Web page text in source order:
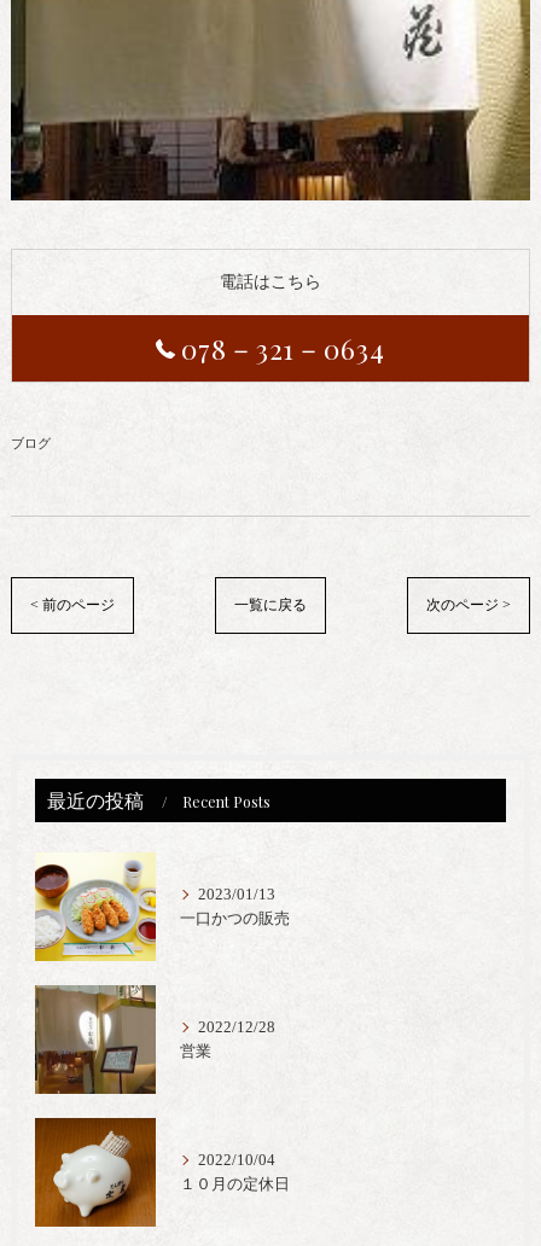
電話はこちら
078－321－0634
ブログ
< 前のページ 一覧に戻る 次のページ >
最近の投稿 Recent Posts
2023/01/13
一口かつの販売
2022/12/28
営業
2022/10/04
１０月の定休日